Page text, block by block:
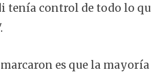
tenía control de todo lo
es que la